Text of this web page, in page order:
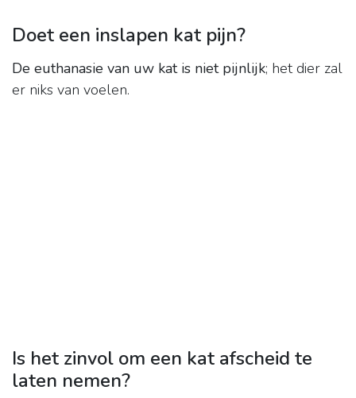
Doet een inslapen kat pijn?
De euthanasie van uw kat is niet pijnlijk; het dier zal
er niks van voelen.
Is het zinvol om een kat afscheid te
laten nemen?